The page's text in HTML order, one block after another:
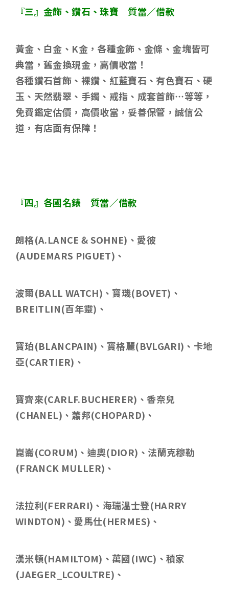
『三』金飾、鑽石、珠寶 質當／借款
黃金、白金、 K金，各種金飾、金條、金塊皆可
典當，舊金換現金，高價收當！
各種鑽石首飾、裸鑽、紅藍寶石、有色寶石、硬
玉、天然翡翠、手鐲、戒指、成套首飾…等等，
免費鑑定估價，高價收當，妥善保管，誠信公
道，有店面有保障！
『四』各國名錶 質當／借款
朗格(A.LANCE & SOHNE) 、愛彼
(AUDEMARS PIGUET) 、
波爾(BALL WATCH) 、寶璣(BOVET) 、
BREITLIN(百年靈) 、
寶珀(BLANCPAIN) 、寶格麗(BVLGARI) 、卡地
亞(CARTIER) 、
寶齊來(CARLF.BUCHERER) 、香奈兒
(CHANEL) 、蕭邦(CHOPARD) 、
崑崙(CORUM) 、迪奧(DIOR) 、法蘭克穆勒
(FRANCK MULLER) 、
法拉利(FERRARI) 、海瑞溫士登(HARRY
WINDTON) 、愛馬仕(HERMES) 、
漢米頓(HAMILTOM) 、萬國(IWC) 、積家
(JAEGER_LCOULTRE) 、